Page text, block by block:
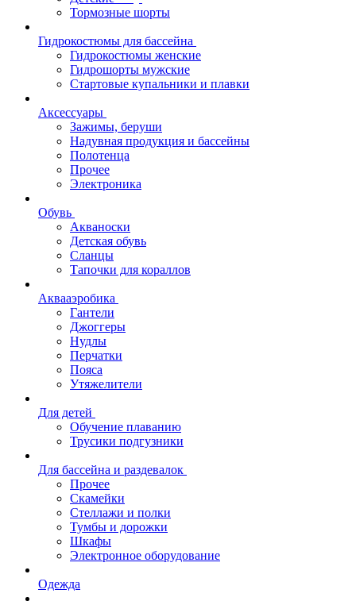
Тормозные шорты
Гидрокостюмы для бассейна
Гидрокостюмы женские
Гидрошорты мужские
Стартовые купальники и плавки
Аксессуары
Зажимы, беруши
Надувная продукция и бассейны
Полотенца
Прочее
Электроника
Обувь
Акваноски
Детская обувь
Сланцы
Тапочки для кораллов
Аквааэробика
Гантели
Джоггеры
Нудлы
Перчатки
Пояса
Утяжелители
Для детей
Обучение плаванию
Трусики подгузники
Для бассейна и раздевалок
Прочее
Скамейки
Стеллажи и полки
Тумбы и дорожки
Шкафы
Электронное оборудование
Одежда